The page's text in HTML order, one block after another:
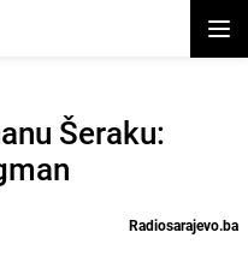
Šeraku:
Radiosarajevo.ba